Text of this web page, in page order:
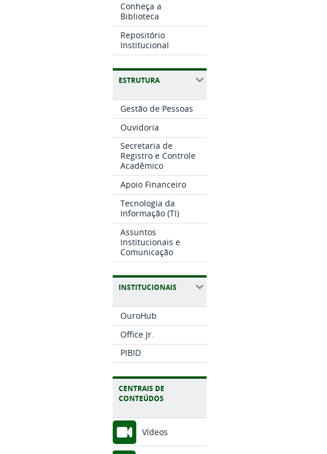
Conheça a
Biblioteca
Repositório
Institucional
ESTRUTURA
Gestão de Pessoas
Ouvidoria
Secretaria de
Registro e Controle
Acadêmico
Apoio Financeiro
Tecnologia da
Informação (TI)
Assuntos
Institucionais e
Comunicação
INSTITUCIONAIS
OuroHub
Office Jr.
PIBID
CENTRAIS DE
CONTEÚDOS
Vídeos